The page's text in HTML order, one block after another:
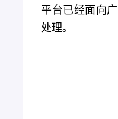
平台已经面向
处理。